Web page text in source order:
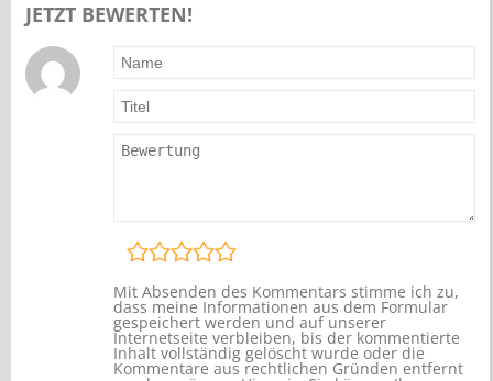
JETZT BEWERTEN!
Mit Absenden des Kommentars stimme ich zu,
dass meine Informationen aus dem Formular
gespeichert werden und auf unserer
Internetseite verbleiben, bis der kommentierte
Inhalt vollständig gelöscht wurde oder die
Kommentare aus rechtlichen Gründen entfernt